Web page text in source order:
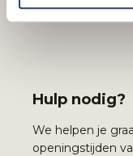
Hulp nodig?
We helpen je
openingstijden